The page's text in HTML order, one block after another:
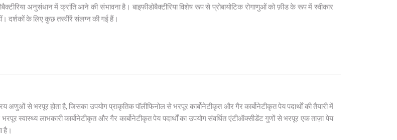
अनुसंधान में क्रांति आने की संभावना है। बाइफीडोबैक्टीरिया विशेष रूप से प्रोबायोटिक रोगाणुओं को फ़ीड के रूप में स्वीकार
दर्शकों के लिए कुछ तस्वीरें संलग्न की गई हैं।
अणुओं से भरपूर होता है, जिसका उपयोग प्राकृतिक पॉलीफिनोल से भरपूर कार्बोनेटीकृत और गैर कार्बोनेटीकृत पेय पदार्थों की तैयारी में
स्वास्थ्य लाभकारी कार्बोनेटीकृत और गैर कार्बोनेटीकृत पेय पदार्थों का उपयोग संवर्धित एंटीऑक्सीडेंट गुणों से भरपूर एक ताज़ा पेय
है।